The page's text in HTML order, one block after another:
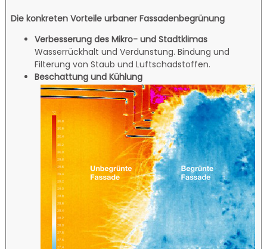
Die konkreten Vorteile urbaner Fassadenbegrünung
Verbesserung des Mikro- und Stadtklimas
Wasserrückhalt und Verdunstung. Bindung und
Filterung von Staub und Luftschadstoffen.
Beschattung und Kühlung